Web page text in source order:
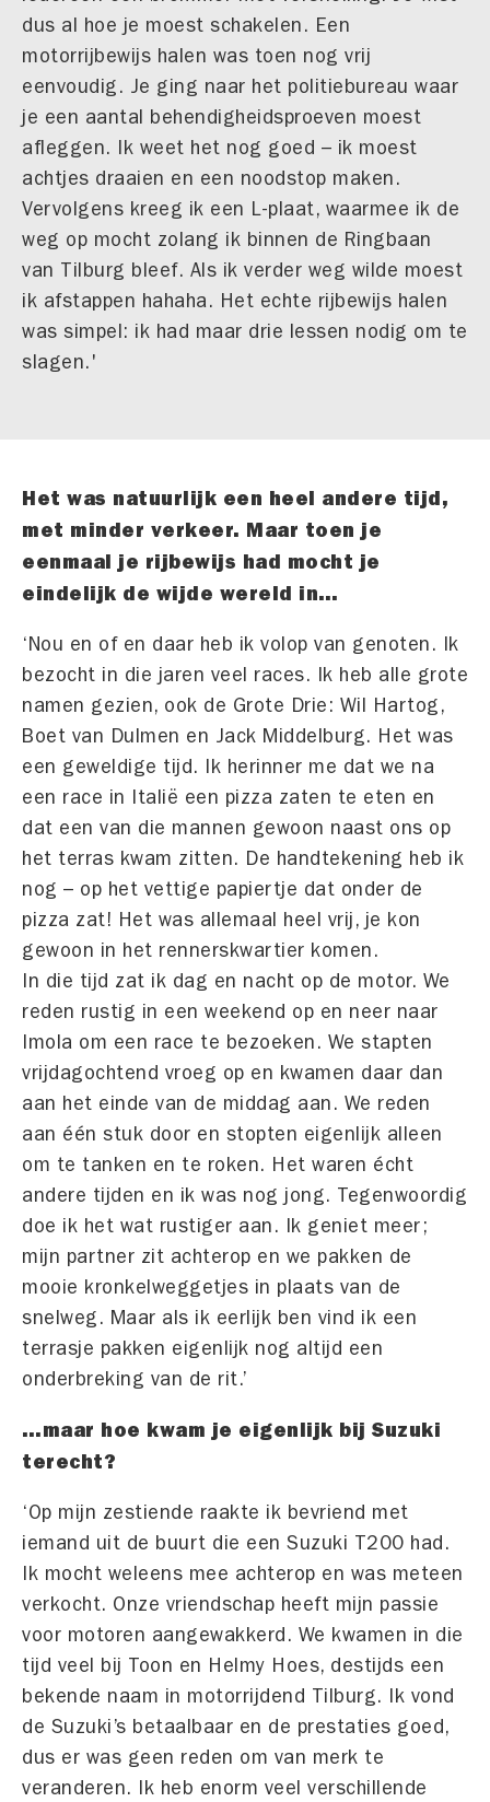
dus al hoe je moest schakelen. Een
motorrijbewijs halen was toen nog vrij
eenvoudig. Je ging naar het politiebureau waar
je een aantal behendigheidsproeven moest
afleggen. Ik weet het nog goed – ik moest
achtjes draaien en een noodstop maken.
Vervolgens kreeg ik een L-plaat, waarmee ik de
weg op mocht zolang ik binnen de Ringbaan
van Tilburg bleef. Als ik verder weg wilde moest
ik afstappen hahaha. Het echte rijbewijs halen
was simpel: ik had maar drie lessen nodig om te
slagen.'
Het was natuurlijk een heel andere tijd,
met minder verkeer. Maar toen je
eenmaal je rijbewijs had mocht je
eindelijk de wijde wereld in…
‘Nou en of en daar heb ik volop van genoten. Ik
bezocht in die jaren veel races. Ik heb alle grote
namen gezien, ook de Grote Drie: Wil Hartog,
Boet van Dulmen en Jack Middelburg. Het was
een geweldige tijd. Ik herinner me dat we na
een race in Italië een pizza zaten te eten en
dat een van die mannen gewoon naast ons op
het terras kwam zitten. De handtekening heb ik
nog – op het vettige papiertje dat onder de
pizza zat! Het was allemaal heel vrij, je kon
gewoon in het rennerskwartier komen.
In die tijd zat ik dag en nacht op de motor. We
reden rustig in een weekend op en neer naar
Imola om een race te bezoeken. We stapten
vrijdagochtend vroeg op en kwamen daar dan
aan het einde van de middag aan. We reden
aan één stuk door en stopten eigenlijk alleen
om te tanken en te roken. Het waren écht
andere tijden en ik was nog jong. Tegenwoordig
doe ik het wat rustiger aan. Ik geniet meer;
mijn partner zit achterop en we pakken de
mooie kronkelweggetjes in plaats van de
snelweg. Maar als ik eerlijk ben vind ik een
terrasje pakken eigenlijk nog altijd een
onderbreking van de rit.’
…maar hoe kwam je eigenlijk bij Suzuki
terecht?
‘Op mijn zestiende raakte ik bevriend met
iemand uit de buurt die een Suzuki T200 had.
Ik mocht weleens mee achterop en was meteen
verkocht. Onze vriendschap heeft mijn passie
voor motoren aangewakkerd. We kwamen in die
tijd veel bij Toon en Helmy Hoes, destijds een
bekende naam in motorrijdend Tilburg. Ik vond
de Suzuki’s betaalbaar en de prestaties goed,
dus er was geen reden om van merk te
veranderen. Ik heb enorm veel verschillende